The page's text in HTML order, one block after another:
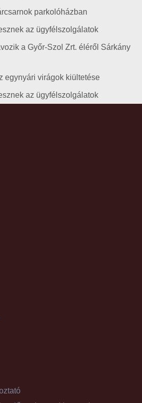
parkolóházban
az ügyfélszolgálatok
a Győr-Szol Zrt. éléről Sárkány
egynyári virágok kiültetése
az ügyfélszolgálatok